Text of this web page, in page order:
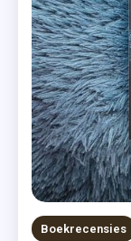
Boekrecensies